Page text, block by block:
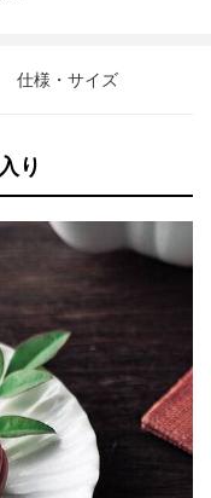
仕様・サイズ
り